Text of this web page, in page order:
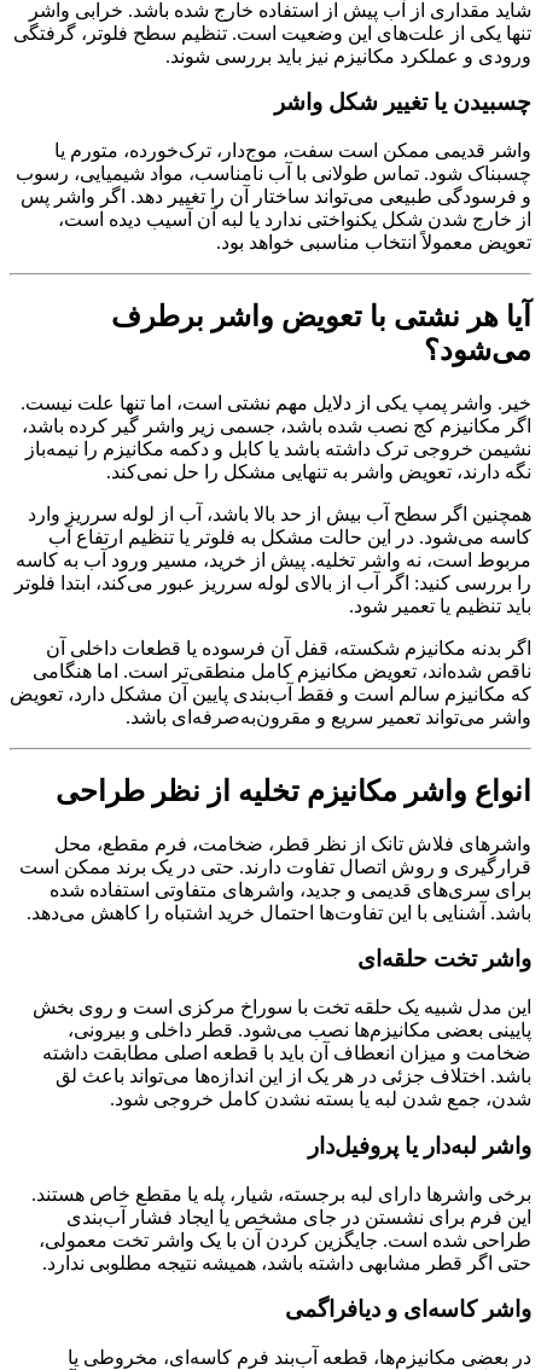
شاید مقداری از آب پیش از استفاده خارج شده باشد. خرابی واشر
تنها یکی از علت‌های این وضعیت است. تنظیم سطح فلوتر، گرفتگی
ورودی و عملکرد مکانیزم نیز باید بررسی شوند.
چسبیدن یا تغییر شکل واشر
واشر قدیمی ممکن است سفت، موج‌دار، ترک‌خورده، متورم یا
چسبناک شود. تماس طولانی با آب نامناسب، مواد شیمیایی، رسوب
و فرسودگی طبیعی می‌تواند ساختار آن را تغییر دهد. اگر واشر پس
از خارج شدن شکل یکنواختی ندارد یا لبه آن آسیب دیده است،
تعویض معمولاً انتخاب مناسبی خواهد بود.
آیا هر نشتی با تعویض واشر برطرف
می‌شود؟
خیر. واشر پمپ یکی از دلایل مهم نشتی است، اما تنها علت نیست.
اگر مکانیزم کج نصب شده باشد، جسمی زیر واشر گیر کرده باشد،
نشیمن خروجی ترک داشته باشد یا کابل و دکمه مکانیزم را نیمه‌باز
نگه دارند، تعویض واشر به تنهایی مشکل را حل نمی‌کند.
همچنین اگر سطح آب بیش از حد بالا باشد، آب از لوله سرریز وارد
کاسه می‌شود. در این حالت مشکل به فلوتر یا تنظیم ارتفاع آب
مربوط است، نه واشر تخلیه. پیش از خرید، مسیر ورود آب به کاسه
را بررسی کنید: اگر آب از بالای لوله سرریز عبور می‌کند، ابتدا فلوتر
باید تنظیم یا تعمیر شود.
اگر بدنه مکانیزم شکسته، قفل آن فرسوده یا قطعات داخلی آن
ناقص شده‌اند، تعویض مکانیزم کامل منطقی‌تر است. اما هنگامی
که مکانیزم سالم است و فقط آب‌بندی پایین آن مشکل دارد، تعویض
واشر می‌تواند تعمیر سریع و مقرون‌به‌صرفه‌ای باشد.
انواع واشر مکانیزم تخلیه از نظر طراحی
واشرهای فلاش تانک از نظر قطر، ضخامت، فرم مقطع، محل
قرارگیری و روش اتصال تفاوت دارند. حتی در یک برند ممکن است
برای سری‌های قدیمی و جدید، واشرهای متفاوتی استفاده شده
باشد. آشنایی با این تفاوت‌ها احتمال خرید اشتباه را کاهش می‌دهد.
واشر تخت حلقه‌ای
این مدل شبیه یک حلقه تخت با سوراخ مرکزی است و روی بخش
پایینی بعضی مکانیزم‌ها نصب می‌شود. قطر داخلی و بیرونی،
ضخامت و میزان انعطاف آن باید با قطعه اصلی مطابقت داشته
باشد. اختلاف جزئی در هر یک از این اندازه‌ها می‌تواند باعث لق
شدن، جمع شدن لبه یا بسته نشدن کامل خروجی شود.
واشر لبه‌دار یا پروفیل‌دار
برخی واشرها دارای لبه برجسته، شیار، پله یا مقطع خاص هستند.
این فرم برای نشستن در جای مشخص یا ایجاد فشار آب‌بندی
طراحی شده است. جایگزین کردن آن با یک واشر تخت معمولی،
حتی اگر قطر مشابهی داشته باشد، همیشه نتیجه مطلوبی ندارد.
واشر کاسه‌ای و دیافراگمی
در بعضی مکانیزم‌ها، قطعه آب‌بند فرم کاسه‌ای، مخروطی یا